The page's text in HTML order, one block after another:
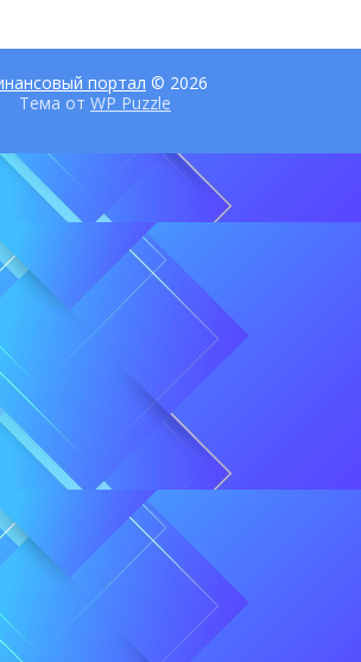
портал © 2026
Тема от WP Puzzle